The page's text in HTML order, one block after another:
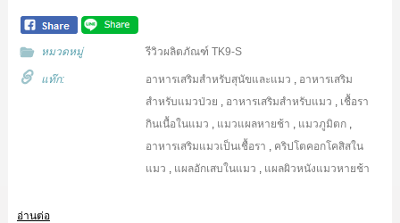
หมวดหมู่ รีวิวผลิตภัณฑ์ TK9-S
แท๊ก: อาหารเสริมสำหรับสุนัขและแมว , อาหารเสริม
สำหรับแมวป่วย , อาหารเสริมสำหรับแมว , เชื้อรา
กินเนื้อในแมว , แมวแผลหายช้า , แมวภูมิตก ,
อาหารเสริมแมวเป็นเชื้อรา , คริปโตคอกโคสิสใน
แมว , แผลอักเสบในแมว , แผลผิวหนังแมวหายช้า
อ่านต่อ